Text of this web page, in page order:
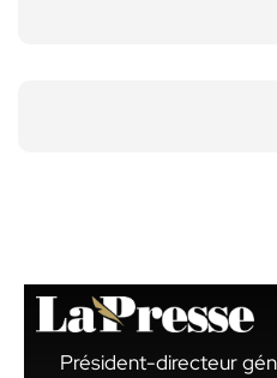
Président-directeur